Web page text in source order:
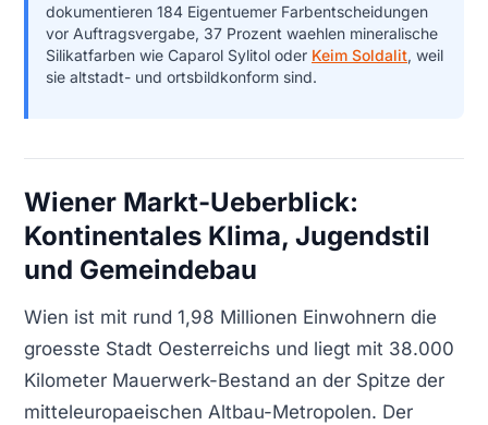
dokumentieren 184 Eigentuemer Farbentscheidungen
vor Auftragsvergabe, 37 Prozent waehlen mineralische
Silikatfarben wie Caparol Sylitol oder Keim Soldalit, weil
sie altstadt- und ortsbildkonform sind.
Wiener Markt-Ueberblick:
Kontinentales Klima, Jugendstil
und Gemeindebau
Wien ist mit rund 1,98 Millionen Einwohnern die
groesste Stadt Oesterreichs und liegt mit 38.000
Kilometer Mauerwerk-Bestand an der Spitze der
mitteleuropaeischen Altbau-Metropolen. Der